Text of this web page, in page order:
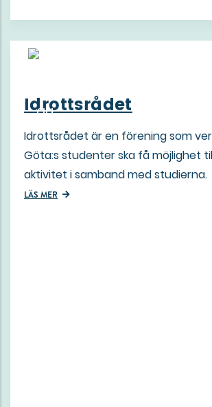
Idrottsrådet
Idrottsrådet är en förening som
Göta:s studenter ska få möjlighet
aktivitet i samband med studierna.
LÄS MER